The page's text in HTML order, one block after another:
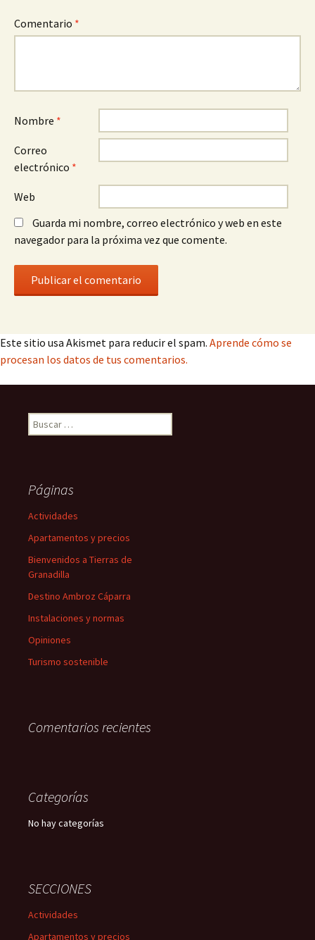
Comentario *
Nombre *
Correo
electrónico *
Web
Guarda mi nombre, correo electrónico y web en este
navegador para la próxima vez que comente.
Este sitio usa Akismet para reducir el spam. Aprende cómo se
procesan los datos de tus comentarios.
Buscar:
Páginas
Actividades
Apartamentos y precios
Bienvenidos a Tierras de
Granadilla
Destino Ambroz Cáparra
Instalaciones y normas
Opiniones
Turismo sostenible
Comentarios recientes
Categorías
No hay categorías
SECCIONES
Actividades
Apartamentos y precios